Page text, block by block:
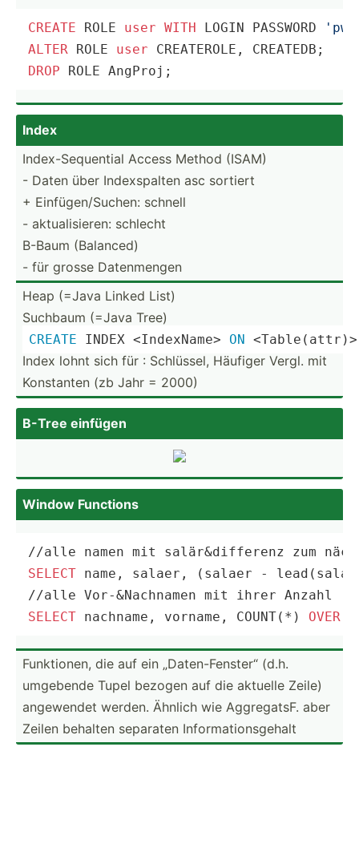
CREATE ROLE user WITH LOGIN PASSWORD
'pw'
ALTER ROLE user
DROP ROLE AngProj;
Index
Index-­Seq­uential Access Method (ISAM)
- Daten über Indexs­palten asc sortiert
+ Einfüg­en/­Suchen: schnell
- aktual­isi­eren: schlecht
B-Baum (Balanced)
- für grosse Datenm­engen
Heap (=Java Linked List)
Suchbaum (=Java Tree)
CREATE INDEX <In­dex­Nam­e> ON
Index lohnt sich für : Schlüssel, Häufiger Vergl. mit
Konstanten (zb Jahr = 2000)
B-Tree einfügen
Window Functions
//alle namen mit salär&
SELECT name, salaer, (salaer - lead
//alle Vor-&
SELECT nachname, vorname, COUNT( * ) OVER
Funkti­onen, die auf ein „Daten­-Fe­nster“ (d.h.
umgebende Tupel bezogen auf die aktuelle Zeile)
angewendet werden. Ähnlich wie Aggreg­atsF. aber
Zeilen behalten separaten Inform­ati­ons­gehalt